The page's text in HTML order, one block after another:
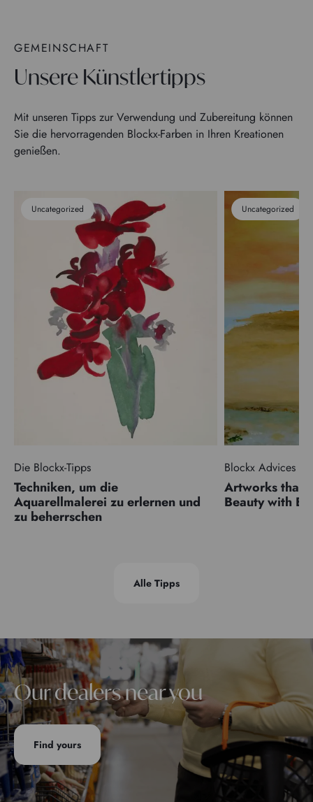
GEMEINSCHAFT
Unsere Künstlertipps
Mit unseren Tipps zur Verwendung und Zubereitung können
Sie die hervorragenden Blockx-Farben in Ihren Kreationen
genießen.
Uncategorized
Die Blockx-Tipps
Techniken, um die
Aquarellmalerei zu erlernen und
zu beherrschen
Uncategorized
Blockx Advices
Artworks that
Beauty with
Alle Tipps
Our dealers near you
Find yours